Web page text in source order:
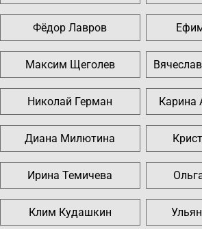
Фёдор Лавров
Максим Щеголев
Николай Герман Карина
Диана Милютина
Ирина Темичева
Клим Кудашкин